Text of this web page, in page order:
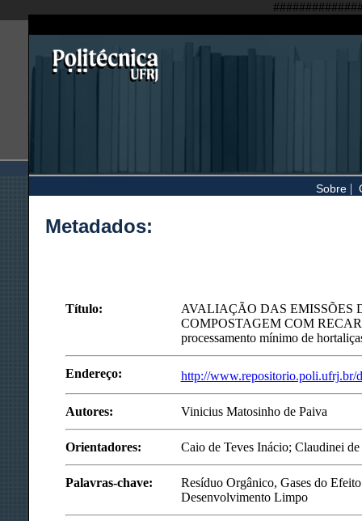
Sobre |
Metadados:
Título:
AVALIAÇÃO DAS EMISSÕES
COMPOSTAGEM COM
processamento mínimo de
Endereço: http://www.repositorio.poli.ufrj.br/
Autores: Vinicius Matosinho de Paiva
Orientadores: Caio de Teves Inácio; Claudinei
Palavras-chave:
Resíduo Orgânico, Gases do
Desenvolvimento Limpo